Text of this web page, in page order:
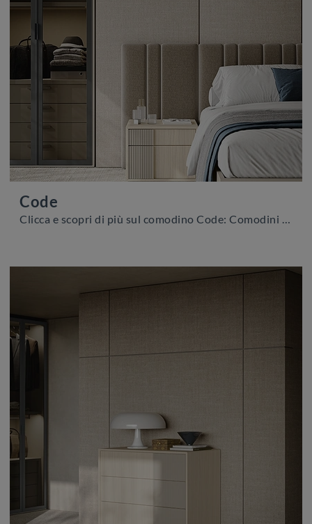
Code
Clicca e scopri di più sul comodino Code: Comodini e cassettiere di Colombini Casa sono ideali per spazi moderni.